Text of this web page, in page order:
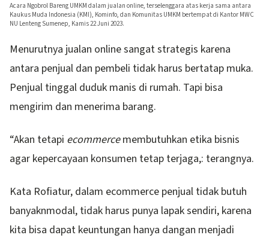
Acara Ngobrol Bareng UMKM dalam jualan online, terselenggara atas kerja sama antara
Kaukus Muda Indonesia (KMI), Kominfo, dan Komunitas UMKM bertempat di Kantor MWC
NU Lenteng Sumenep, Kamis 22 Juni 2023.
Menurutnya jualan online sangat strategis karena
antara penjual dan pembeli tidak harus bertatap muka.
Penjual tinggal duduk manis di rumah. Tapi bisa
mengirim dan menerima barang.
“Akan tetapi ecommercemembutuhkan etika bisnis
agar kepercayaan konsumen tetap terjaga,: terangnya.
Kata Rofiatur, dalam ecommerce penjual tidak butuh
banyaknmodal, tidak harus punya lapak sendiri, karena
kita bisa dapat keuntungan hanya dangan menjadi